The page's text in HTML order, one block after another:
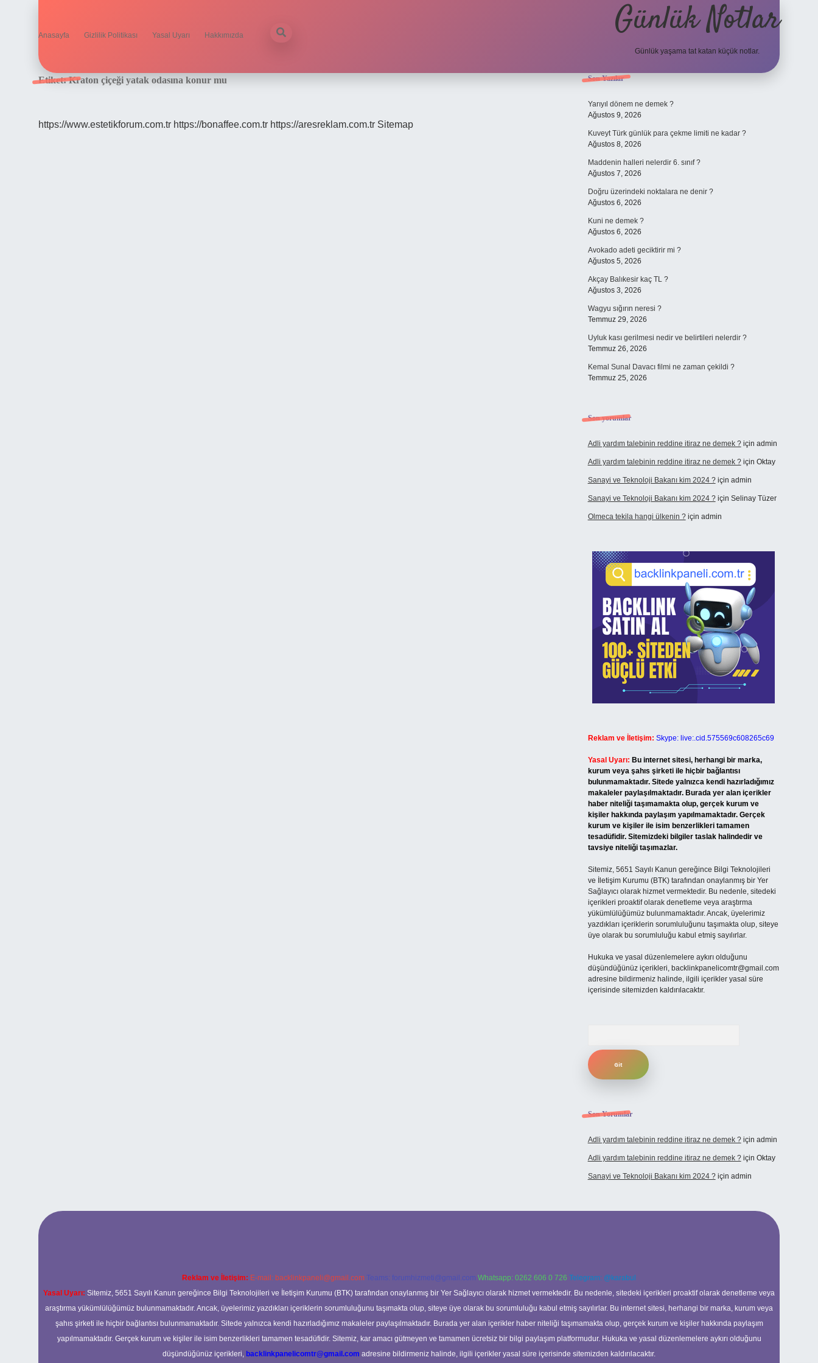
Anasayfa Gizlilik Politikası Yasal Uyarı Hakkımızda Günlük Notlar
Günlük yaşama tat katan küçük notlar.
Etiket:Kraton çiçeği yatak odasına konur mu
https://www.estetikforum.com.tr https://bonaffee.com.tr https://aresreklam.com.tr Sitemap
Sidebar
Son Yazılar
Yarıyıl dönem ne demek ?
Ağustos 9, 2026
Kuveyt Türk günlük para çekme limiti ne kadar ?
Ağustos 8, 2026
Maddenin halleri nelerdir 6. sınıf ?
Ağustos 7, 2026
Doğru üzerindeki noktalara ne denir ?
Ağustos 6, 2026
Kuni ne demek ?
Ağustos 6, 2026
Avokado adeti geciktirir mi ?
Ağustos 5, 2026
Akçay Balıkesir kaç TL ?
Ağustos 3, 2026
Wagyu sığırın neresi ?
Temmuz 29, 2026
Uyluk kası gerilmesi nedir ve belirtileri nelerdir ?
Temmuz 26, 2026
Kemal Sunal Davacı filmi ne zaman çekildi ?
Temmuz 25, 2026
Son yorumlar
Adli yardım talebinin reddine itiraz ne demek ?için admin
Adli yardım talebinin reddine itiraz ne demek ?için Oktay
Sanayi ve Teknoloji Bakanı kim 2024 ?için admin
Sanayi ve Teknoloji Bakanı kim 2024 ?için Selinay Tüzer
Olmeca tekila hangi ülkenin ?için admin
Reklam ve İletişim: Skype: live:.cid.575569c608265c69
Yasal Uyarı: Bu internet sitesi, herhangi bir marka,
kurum veya şahıs şirketi ile hiçbir bağlantısı
bulunmamaktadır. Sitede yalnızca kendi hazırladığımız
makaleler paylaşılmaktadır. Burada yer alan içerikler
haber niteliği taşımamakta olup, gerçek kurum ve
kişiler hakkında paylaşım yapılmamaktadır. Gerçek
kurum ve kişiler ile isim benzerlikleri tamamen
tesadüfidir. Sitemizdeki bilgiler taslak halindedir ve
tavsiye niteliği taşımazlar.
Sitemiz, 5651 Sayılı Kanun gereğince Bilgi Teknolojileri
ve İletişim Kurumu (BTK) tarafından onaylanmış bir Yer
Sağlayıcı olarak hizmet vermektedir. Bu nedenle, sitedeki
içerikleri proaktif olarak denetleme veya araştırma
yükümlülüğümüz bulunmamaktadır. Ancak, üyelerimiz
yazdıkları içeriklerin sorumluluğunu taşımakta olup, siteye
üye olarak bu sorumluluğu kabul etmiş sayılırlar.
Hukuka ve yasal düzenlemelere aykırı olduğunu
düşündüğünüz içerikleri, backlinkpanelicomtr@gmail.com
adresine bildirmeniz halinde, ilgili içerikler yasal süre
içerisinde sitemizden kaldırılacaktır.
Son Yorumlar
Adli yardım talebinin reddine itiraz ne demek ?için admin
Adli yardım talebinin reddine itiraz ne demek ?için Oktay
Sanayi ve Teknoloji Bakanı kim 2024 ?için admin
Reklam ve İletişim: E-mail: backlinkpaneli@gmail.com Teams: forumhizmeti@gmail.com Whatsapp: 0262 606 0 726 Telegram: @karabul
Yasal Uyarı: Sitemiz, 5651 Sayılı Kanun gereğince Bilgi Teknolojileri ve İletişim Kurumu (BTK) tarafından onaylanmış bir Yer Sağlayıcı olarak hizmet vermektedir. Bu nedenle, sitedeki içerikleri proaktif olarak denetleme veya
araştırma yükümlülüğümüz bulunmamaktadır. Ancak, üyelerimiz yazdıkları içeriklerin sorumluluğunu taşımakta olup, siteye üye olarak bu sorumluluğu kabul etmiş sayılırlar. Bu internet sitesi, herhangi bir marka, kurum veya
şahıs şirketi ile hiçbir bağlantısı bulunmamaktadır. Sitede yalnızca kendi hazırladığımız makaleler paylaşılmaktadır. Burada yer alan içerikler haber niteliği taşımamakta olup, gerçek kurum ve kişiler hakkında paylaşım
yapılmamaktadır. Gerçek kurum ve kişiler ile isim benzerlikleri tamamen tesadüfidir. Sitemiz, kar amacı gütmeyen ve tamamen ücretsiz bir bilgi paylaşım platformudur. Hukuka ve yasal düzenlemelere aykırı olduğunu
düşündüğünüz içerikleri, backlinkpanelicomtr@gmail.com adresine bildirmeniz halinde, ilgili içerikler yasal süre içerisinde sitemizden kaldırılacaktır.